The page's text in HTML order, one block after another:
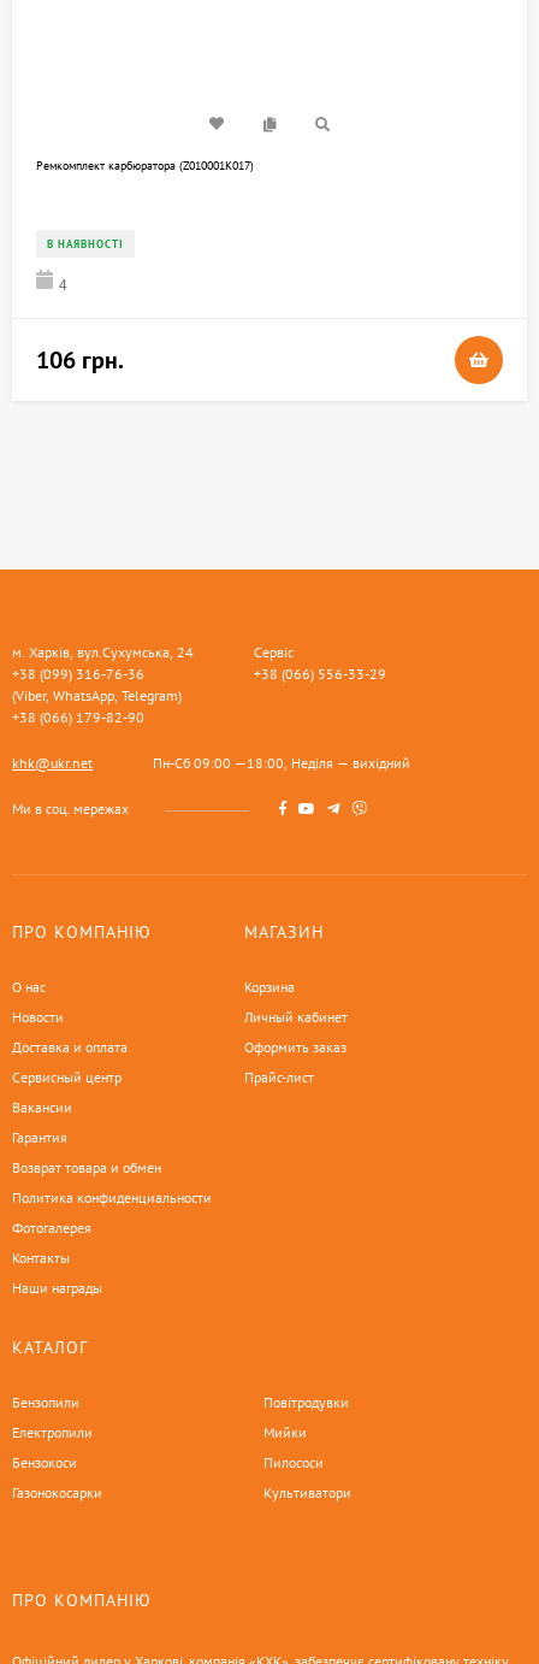
Ремкомплект карбюратора (Z010001K017)
В НАЯВНОСТІ
4
106 грн.
м. Харків, вул.Сухумська, 24
+38 (099) 316-76-36
(Viber, WhatsApp, Telegram)
+38 (066) 179-82-90
Сервіс
+38 (066) 556-33-29
khk@ukr.net Пн-Сб 09:00 —18:00, Неділя — вихідний
Ми в соц. мережах
ПРО КОМПАНІЮ
О нас
Новости
Доставка и оплата
Сервисный центр
Вакансии
Гарантия
Возврат товара и обмен
Политика конфиденциальности
Фотогалерея
Контакты
Наши награды
МАГАЗИН
Корзина
Личный кабинет
Оформить заказ
Прайс-лист
КАТАЛОГ
Бензопили
Електропили
Бензокоси
Газонокосарки
Повітродувки
Мийки
Пилососи
Культиватори
ПРО КОМПАНІЮ